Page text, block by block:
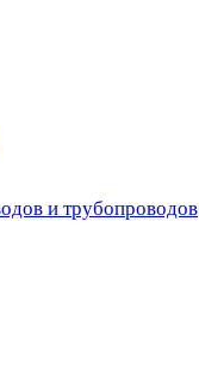
и трубопроводов